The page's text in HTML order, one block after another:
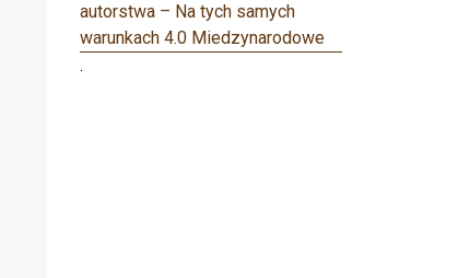
autorstwa – Na tych samych
warunkach 4.0 Miedzynarodowe
.